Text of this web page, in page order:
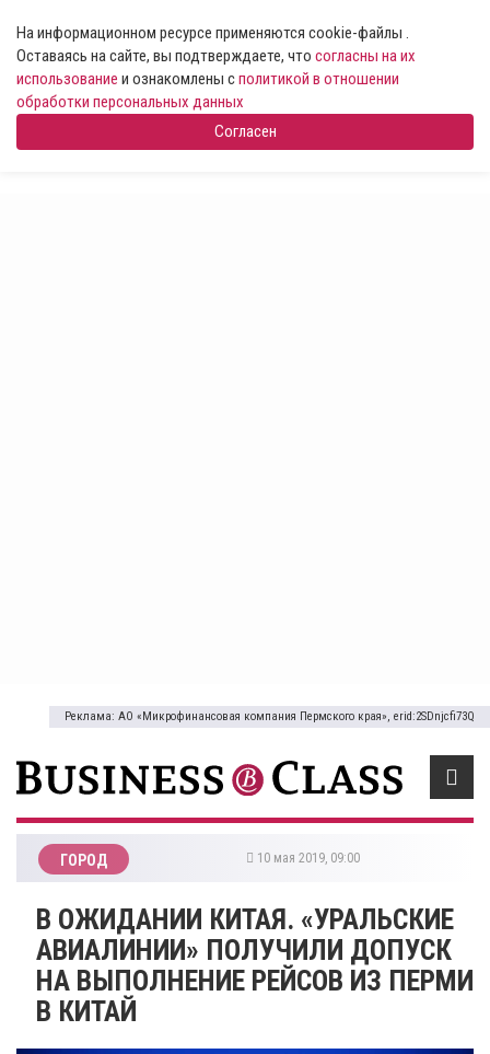
На информационном ресурсе применяются cookie-файлы .
Оставаясь на сайте, вы подтверждаете, что согласны на их
использование и ознакомлены сполитикой в отношении
обработки персональных данных
Согласен
Реклама: АО «Микрофинансовая компания Пермского края», erid:2SDnjcfi73Q
ГОРОД 10 мая 2019, 09:00
В ОЖИДАНИИ КИТАЯ. «УРАЛЬСКИЕ
АВИАЛИНИИ» ПОЛУЧИЛИ ДОПУСК
НА ВЫПОЛНЕНИЕ РЕЙСОВ ИЗ ПЕРМИ
В КИТАЙ